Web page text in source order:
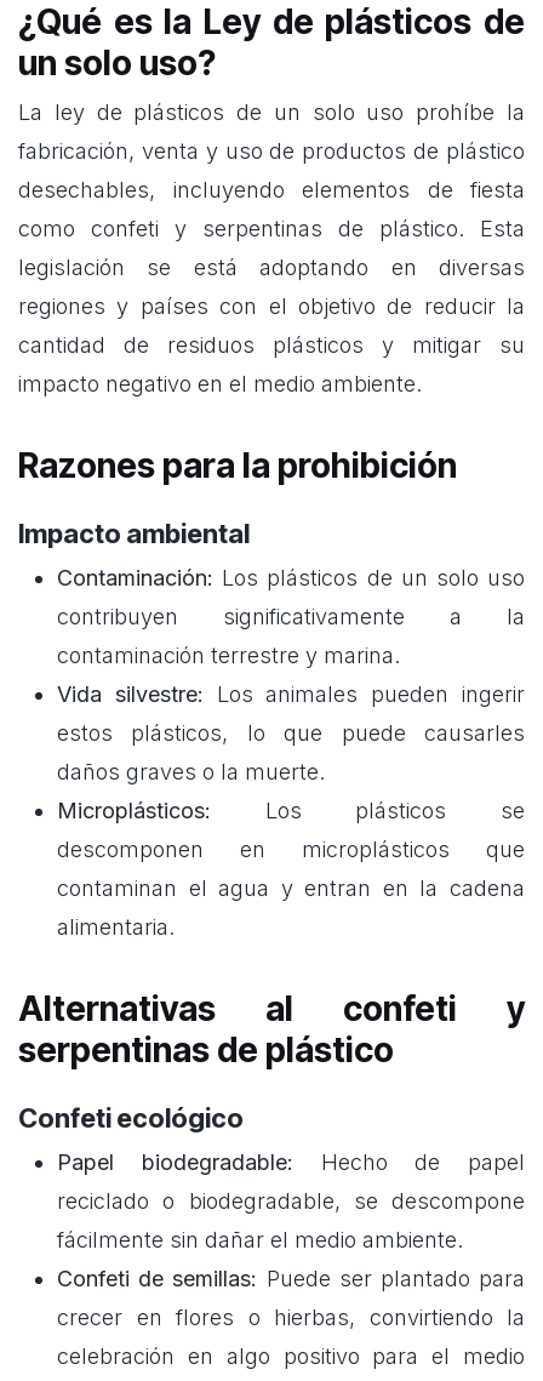
¿Qué es la Ley de plásticos de
un solo uso?
La ley de plásticos de un solo uso prohíbe la
fabricación, venta y uso de productos de plástico
desechables, incluyendo elementos de fiesta
como confeti y serpentinas de plástico. Esta
legislación se está adoptando en diversas
regiones y países con el objetivo de reducir la
cantidad de residuos plásticos y mitigar su
impacto negativo en el medio ambiente.
Razones para la prohibición
Impacto ambiental
Contaminación: Los plásticos de un solo uso
contribuyen significativamente a la
contaminación terrestre y marina.
Vida silvestre: Los animales pueden ingerir
estos plásticos, lo que puede causarles
daños graves o la muerte.
Microplásticos: Los plásticos se
descomponen en microplásticos que
contaminan el agua y entran en la cadena
alimentaria.
Alternativas al confeti y
serpentinas de plástico
Confeti ecológico
Papel biodegradable: Hecho de papel
reciclado o biodegradable, se descompone
fácilmente sin dañar el medio ambiente.
Confeti de semillas: Puede ser plantado para
crecer en flores o hierbas, convirtiendo la
celebración en algo positivo para el medio